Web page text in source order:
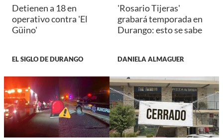
Detienen a 18 en
operativo contra 'El
Güino'
EL SIGLO DE DURANGO
'Rosario Tijeras'
grabará temporada en
Durango: esto se sabe
DANIELA ALMAGUER